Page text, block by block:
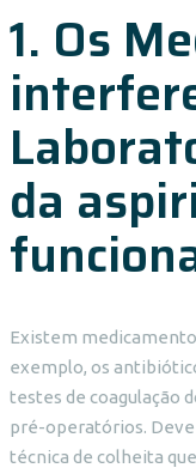
1. Os
da
Existem
exemplo, os
testes de coagulação
pré-operatórios.
técnica de colheita